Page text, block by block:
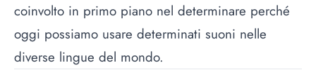
coinvolto in primo piano nel determinare perché
oggi possiamo usare determinati suoni nelle
diverse lingue del mondo.